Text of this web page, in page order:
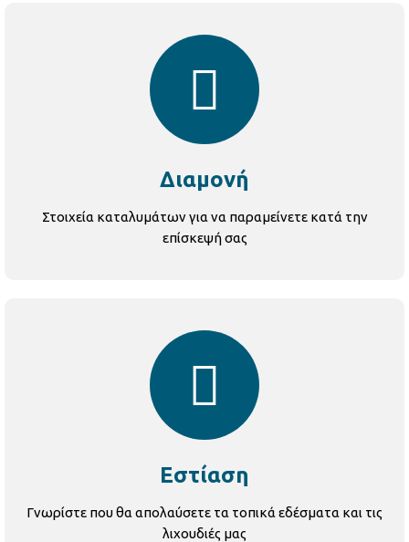
Διαμονή
Στοιχεία καταλυμάτων για να παραμείνετε κατά την
επίσκεψή σας
Εστίαση
Γνωρίστε που θα απολαύσετε τα τοπικά εδέσματα και τις
λιχουδιές μας